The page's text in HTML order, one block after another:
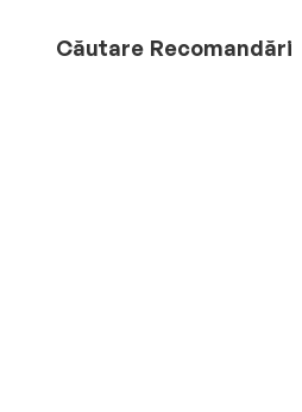
Căutare Recomandări